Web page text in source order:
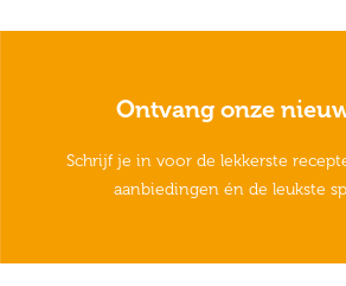
Ontvang onze
Schrijf je in voor de lekkerste
aanbiedingen én de leukste